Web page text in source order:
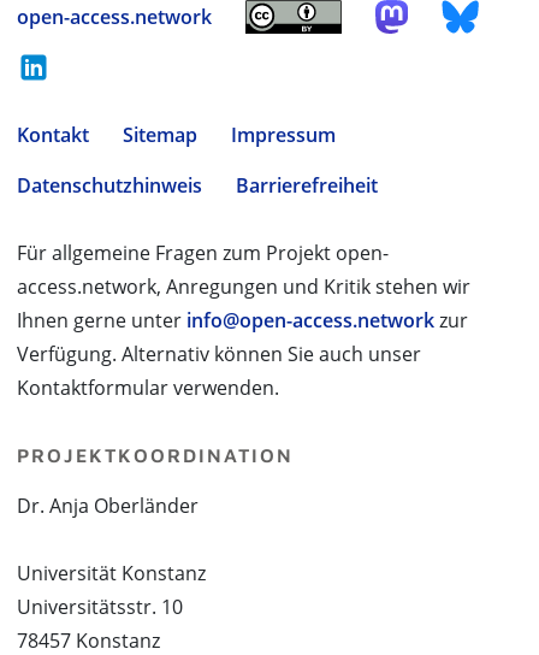
open-access.network
Kontakt Sitemap
Impressum
Datenschutzhinweis
Barrierefreiheit
Für allgemeine Fragen zum Projekt open-
access.network, Anregungen und Kritik stehen wir
Ihnen gerne unter info@open-access.networkzur
Verfügung. Alternativ können Sie auch unser
Kontaktformular verwenden.
PROJEKTKOORDINATION
Dr. Anja Oberländer
Universität Konstanz
Universitätsstr. 10
78457 Konstanz